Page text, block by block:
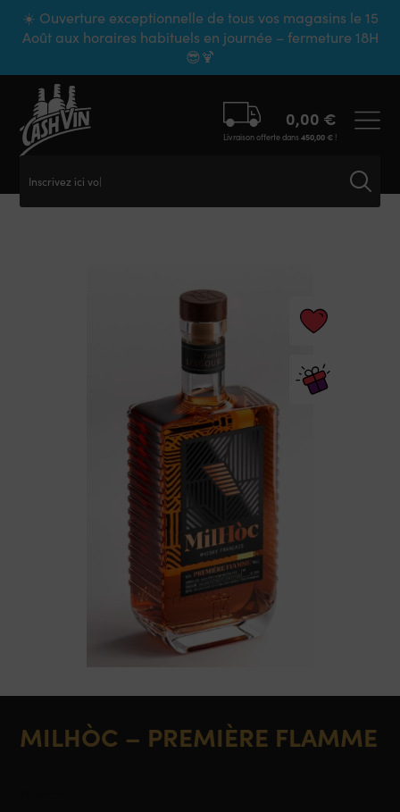
☀️ Ouverture exceptionnelle de tous vos magasins le 15
Août aux horaires habituels en journée – fermeture 18H
😎🍹
Inscrivez ici votr
0,00 €
Livraison offerte dans450,00 €!
MILHÒC – PREMIÈRE FLAMME
Panneau de gestion des cookies